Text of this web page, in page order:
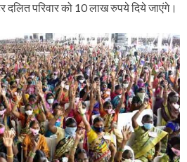
दलित परिवार को 10 लाख रुपये दिये जाएंगे।